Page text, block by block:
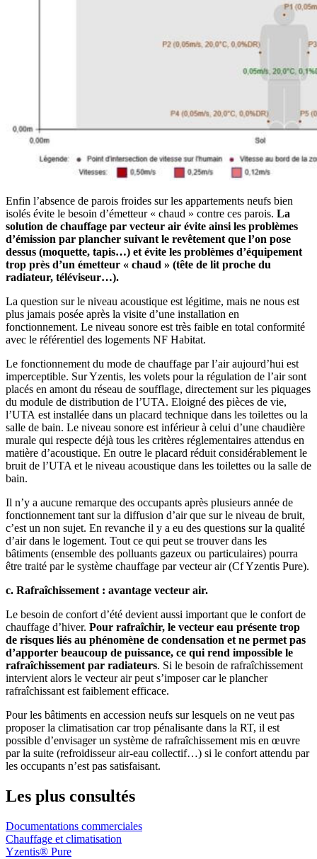
Enfin l’absence de parois froides sur les appartements neufs bien
isolés évite le besoin d’émetteur « chaud » contre ces parois. La
solution de chauffage par vecteur air évite ainsi les problèmes
d’émission par plancher suivant le revêtement que l’on pose
dessus (moquette, tapis…) et évite les problèmes d’équipement
trop près d’un émetteur « chaud » (tête de lit proche du
radiateur, téléviseur…).
La question sur le niveau acoustique est légitime, mais ne nous est
plus jamais posée après la visite d’une installation en
fonctionnement. Le niveau sonore est très faible en total conformité
avec le référentiel des logements NF Habitat.
Le fonctionnement du mode de chauffage par l’air aujourd’hui est
imperceptible. Sur Yzentis, les volets pour la régulation de l’air sont
placés en amont du réseau de soufflage, directement sur les piquages
du module de distribution de l’UTA. Eloigné des pièces de vie,
l’UTA est installée dans un placard technique dans les toilettes ou la
salle de bain. Le niveau sonore est inférieur à celui d’une chaudière
murale qui respecte déjà tous les critères réglementaires attendus en
matière d’acoustique. En outre le placard réduit considérablement le
bruit de l’UTA et le niveau acoustique dans les toilettes ou la salle de
bain.
Il n’y a aucune remarque des occupants après plusieurs année de
fonctionnement tant sur la diffusion d’air que sur le niveau de bruit,
c’est un non sujet. En revanche il y a eu des questions sur la qualité
d’air dans le logement. Tout ce qui peut se trouver dans les
bâtiments (ensemble des polluants gazeux ou particulaires) pourra
être traité par le système chauffage par vecteur air (Cf Yzentis Pure).
c. Rafraîchissement : avantage vecteur air.
Le besoin de confort d’été devient aussi important que le confort de
chauffage d’hiver. Pour rafraîchir, le vecteur eau présente trop
de risques liés au phénomène de condensation et ne permet pas
d’apporter beaucoup de puissance, ce qui rend impossible le
rafraîchissement par radiateurs. Si le besoin de rafraîchissement
intervient alors le vecteur air peut s’imposer car le plancher
rafraîchissant est faiblement efficace.
Pour les bâtiments en accession neufs sur lesquels on ne veut pas
proposer la climatisation car trop pénalisante dans la RT, il est
possible d’envisager un système de rafraîchissement mis en œuvre
par la suite (refroidisseur air-eau collectif…) si le confort attendu par
les occupants n’est pas satisfaisant.
Les plus consultés
Documentations commerciales
Chauffage et climatisation
Yzentis® Pure